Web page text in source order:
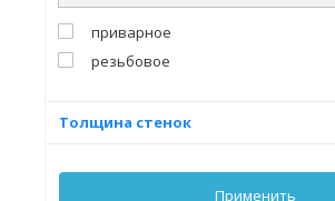
приварное
резьбовое
Толщина стенок
Применить